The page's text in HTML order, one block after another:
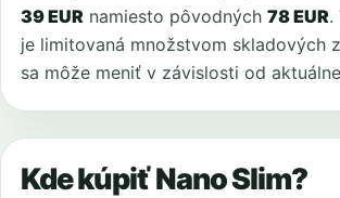
39 EUR namiesto pôvodných 78 EUR.
je limitovaná množstvom skladových
sa môže meniť v závislosti od
Kde kúpiť Nano Slim?